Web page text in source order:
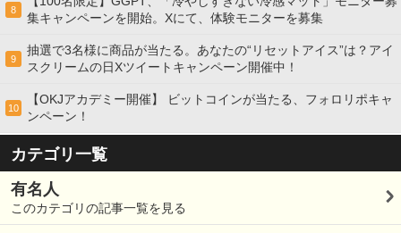
8
集キャンペーンを開始。Xにて、体験モニターを募集
9
抽選で3名様に商品が当たる。あなたの“リセットアイス”は？アイ
スクリームの日Xツイートキャンペーン開催中！
10
【OKJアカデミー開催】 ビットコインが当たる、フォロリポキャ
ンペーン！
カテゴリ一覧
有名人
このカテゴリの記事一覧を見る